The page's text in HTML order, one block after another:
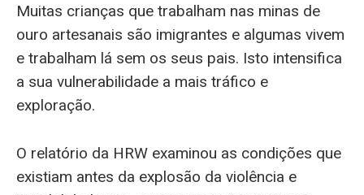
Muitas crianças que trabalham nas minas de
ouro artesanais são imigrantes e algumas vivem
e trabalham lá sem os seus pais. Isto intensifica
a sua vulnerabilidade a mais tráfico e
exploração.
O relatório da HRW examinou as condições que
existiam antes da explosão da violência e